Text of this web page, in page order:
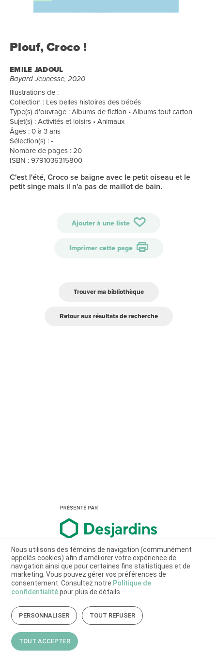
Plouf, Croco !
EMILE JADOUL
Bayard Jeunesse, 2020
Illustrations de : -
Collection : Les belles histoires des bébés
Type(s) d'ouvrage : Albums de fiction • Albums tout carton
Sujet(s) : Activités et loisirs • Animaux
Âges : 0 à 3 ans
Sélection(s) : -
Nombre de pages : 20
ISBN : 9791036315800
C'est l'été, Croco se baigne avec le petit oiseau et le
petit singe mais il n'a pas de maillot de bain.
Ajouter à une liste
Imprimer cette page
Trouver ma bibliothèque
Retour aux résultats de recherche
Nous utilisons des témoins de navigation (communément
appelés cookies) afin d’améliorer votre expérience de
navigation ainsi que pour certaines fins statistiques et de
marketing. Vous pouvez gérer vos préférences de
consentement. Consultez notre Politique de
confidentialitépour plus de détails.
PERSONNALISER TOUT REFUSER
TOUT ACCEPTER